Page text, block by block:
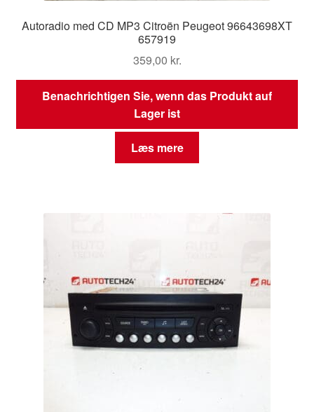
Autoradio med CD MP3 Citroën Peugeot 96643698XT
657919
359,00 kr.
Benachrichtigen Sie, wenn das Produkt auf
Lager ist
Læs mere